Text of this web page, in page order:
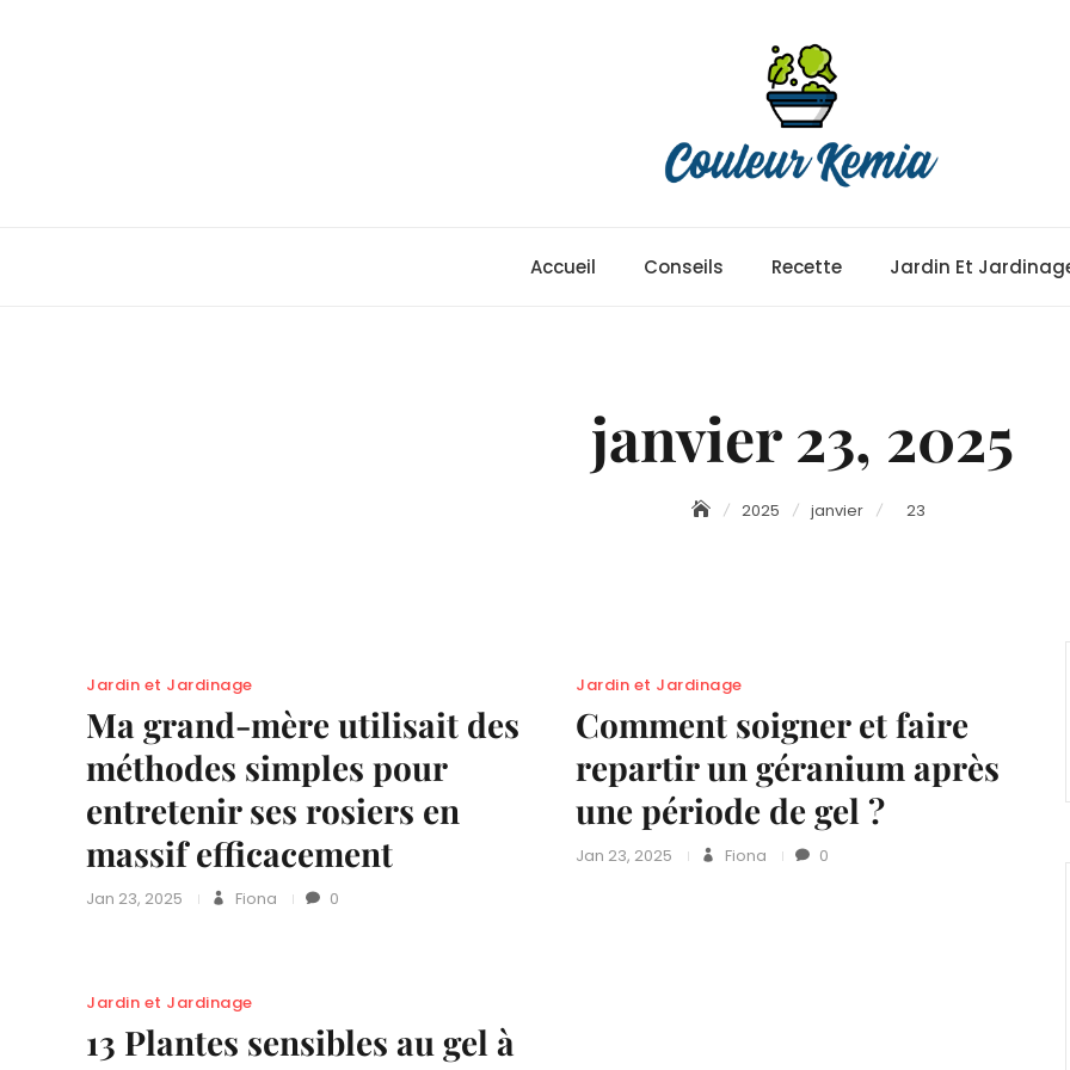
Accueil Conseils Recette Jardin Et
janvier 23, 2025
2025 janvier 23
Jardin et Jardinage
Ma grand-mère utilisait des
méthodes simples pour
entretenir ses rosiers en
massif efficacement
Jan 23, 2025 Fiona 0
Jardin et Jardinage
Comment soigner et faire
repartir un géranium après
une période de gel ?
Jan 23, 2025 Fiona 0
Jardin et Jardinage
13 Plantes sensibles au gel à